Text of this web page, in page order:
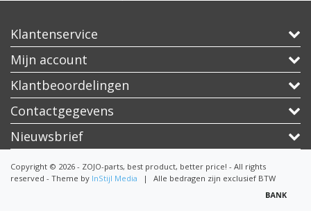
Klantenservice
Mijn account
Klantbeoordelingen
Contactgegevens
Nieuwsbrief
Copyright © 2026 - ZOJO-parts, best product, better price! - All rights
reserved - Theme by InStijl Media | Alle bedragen zijn exclusief BTW